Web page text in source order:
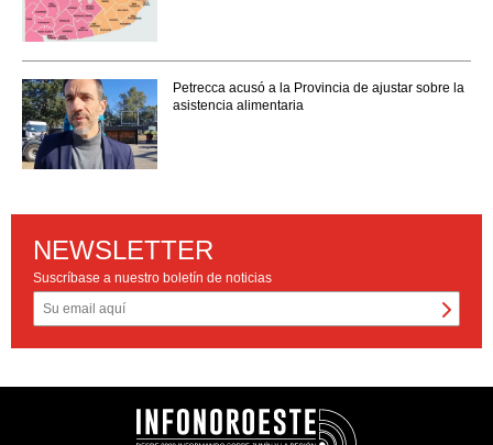
Petrecca acusó a la Provincia de ajustar sobre la
asistencia alimentaria
NEWSLETTER
Suscríbase a nuestro boletín de noticias